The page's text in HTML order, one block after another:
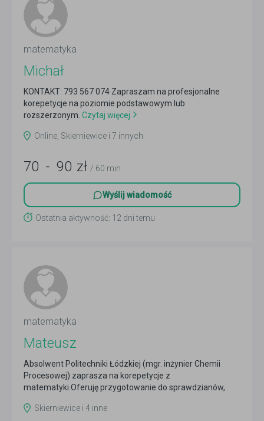
matematyka
Michał
KONTAKT: 793 567 074 Zapraszam na profesjonalne
korepetycje na poziomie podstawowym lub
rozszerzonym. Czytaj więcej
Online, Skierniewice i 7 innych
70 - 90 zł / 60 min
Wyślij wiadomość
Ostatnia aktywność: 12 dni temu
matematyka
Mateusz
Absolwent Politechniki Łódzkiej (mgr. inżynier Chemii
Procesowej) zaprasza na korepetycje z
matematyki.Oferuję przygotowanie do sprawdzianów,
Skierniewice i 4 inne